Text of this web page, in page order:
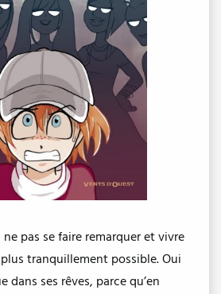
pas se faire remarquer et vivre
tranquillement possible. Oui
dans ses rêves, parce qu’en